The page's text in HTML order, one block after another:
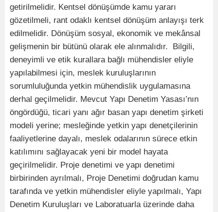
getirilmelidir. Kentsel dönüşümde kamu yararı
gözetilmeli, rant odaklı kentsel dönüşüm anlayışı terk
edilmelidir. Dönüşüm sosyal, ekonomik ve mekânsal
gelişmenin bir bütünü olarak ele alınmalıdır. Bilgili,
deneyimli ve etik kurallara bağlı mühendisler eliyle
yapılabilmesi için, meslek kuruluşlarının
sorumluluğunda yetkin mühendislik uygulamasına
derhal geçilmelidir. Mevcut Yapı Denetim Yasası’nın
öngördüğü, ticari yanı ağır basan yapı denetim şirketi
modeli yerine; mesleğinde yetkin yapı denetçilerinin
faaliyetlerine dayalı, meslek odalarının sürece etkin
katılımını sağlayacak yeni bir model hayata
geçirilmelidir. Proje denetimi ve yapı denetimi
birbirinden ayrılmalı, Proje Denetimi doğrudan kamu
tarafında ve yetkin mühendisler eliyle yapılmalı, Yapı
Denetim Kuruluşları ve Laboratuarla üzerinde daha